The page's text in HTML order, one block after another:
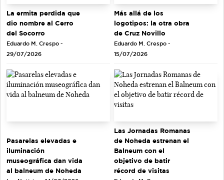
La ermita perdida que
dio nombre al Cerro
del Socorro
Eduardo M. Crespo -
29/07/2026
Más allá de los
logotipos: la otra obra
de Cruz Novillo
Eduardo M. Crespo -
15/07/2026
Pasarelas elevadas e
iluminación
museográfica dan vida
al balneum de Noheda
Las Jornadas Romanas
de Noheda estrenan el
Balneum con el
objetivo de batir
récord de visitas